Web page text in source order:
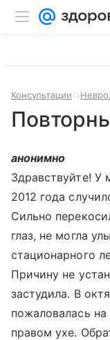
Консультации
анонимно
Здравствуйте! У
2012 года
Сильно
глаз, не могла
стационарного
Причину не
застудила. В
пожаловалась
правом ухе.